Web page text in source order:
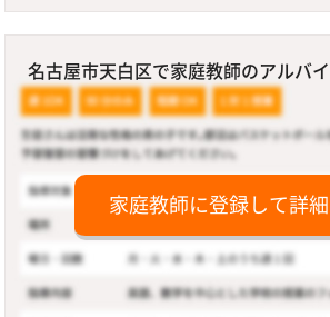
名古屋市天白区で家庭教師のアルバ
家庭教師に登録して詳